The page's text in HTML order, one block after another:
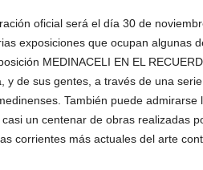
oficial será el día 30 de
exposiciones que ocupan algunas
MEDINACELI EN EL
y de sus gentes, a través de una
También puede admirarse
un centenar de obras realizadas
corrientes más actuales del arte